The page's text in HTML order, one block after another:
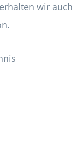
wir